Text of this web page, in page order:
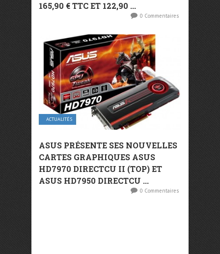
165,90 € TTC ET 122,90 ...
0 Commentaires
ACTUALITÉS
ASUS PRÉSENTE SES NOUVELLES
CARTES GRAPHIQUES ASUS
HD7970 DIRECTCU II (TOP) ET
ASUS HD7950 DIRECTCU ...
0 Commentaires